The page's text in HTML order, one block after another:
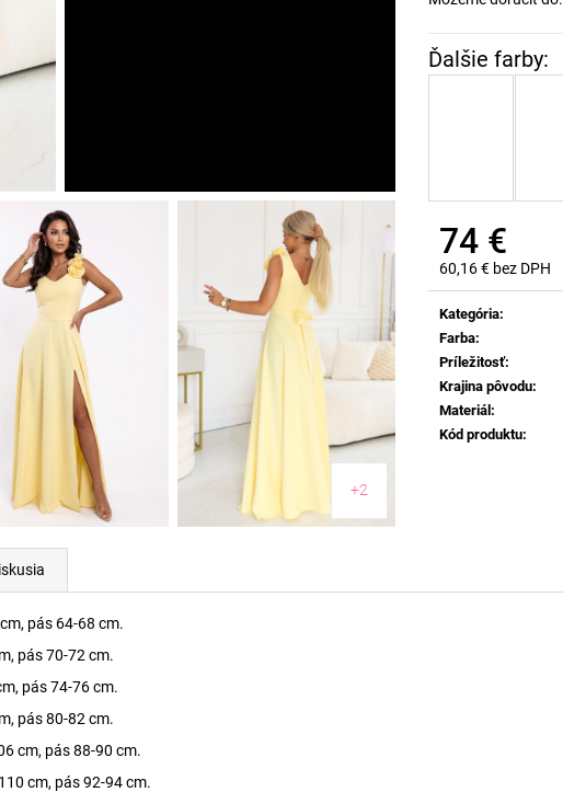
74 €
60,16 € bez DPH
Jednotková
cena:
Kategória:
Farba:
Príležitosť:
Krajina pôvodu:
Materiál:
Kód produktu:
+2
pás 64-68 cm.
pás 70-72 cm.
pás 74-76 cm.
pás 80-82 cm.
cm, pás 88-90 cm.
cm, pás 92-94 cm.